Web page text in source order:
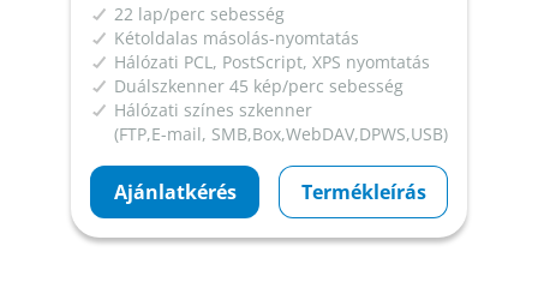
22 lap/perc sebesség
Kétoldalas másolás-nyomtatás
Hálózati PCL, PostScript, XPS nyomtatás
Duálszkenner 45 kép/perc sebesség
Hálózati színes szkenner
(FTP,E-mail, SMB,Box,WebDAV,DPWS,USB)
Ajánlatkérés Termékleírás